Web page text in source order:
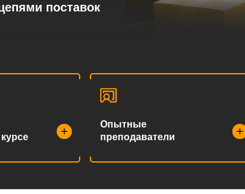
поставок
Опытные
преподаватели